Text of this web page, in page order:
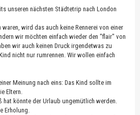
unseren nächsten Städtetrip nach London
wird das auch keine Rennerei von einer
wir möchten einfach wieder den "flair" von
wir auch keinen Druck irgendetwas zu
nicht nur rumrennen. Wir wollen einfach
Meinung nach eins: Das Kind sollte im
Eltern.
hat könnte der Urlaub ungemütlich werden.
Erholung.